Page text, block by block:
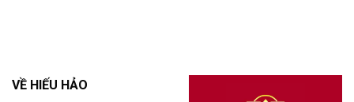
VỀ HIẾU HẢO